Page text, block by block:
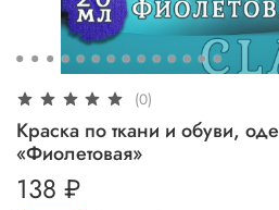
(0)
Краска по ткани и обуви,
«Фиолетовая»
138 ₽